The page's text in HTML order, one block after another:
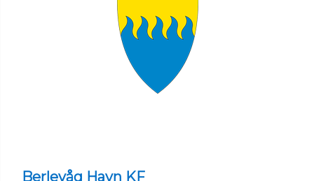
Berlevåg Havn KF